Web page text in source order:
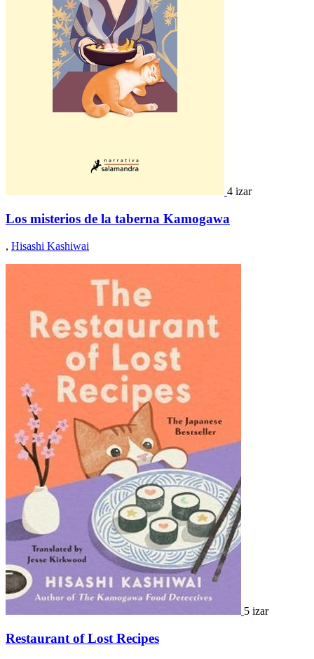
4 izar
Los misterios de la taberna Kamogawa
, Hisashi Kashiwai
5 izar
Restaurant of Lost Recipes